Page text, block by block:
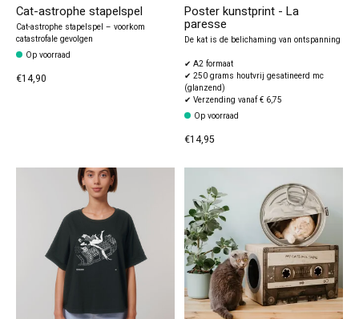
Cat-astrophe stapelspel
Cat-astrophe stapelspel – voorkom
catastrofale gevolgen
Op voorraad
€14,90
Poster kunstprint - La
paresse
De kat is de belichaming van ontspanning
✔ A2 formaat
✔ 250 grams houtvrij gesatineerd mc
(glanzend)
✔ Verzending vanaf € 6,75
Op voorraad
€14,95